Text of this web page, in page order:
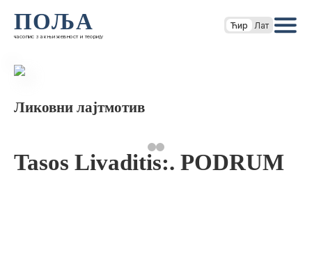
ПОЉА
часопис за књижевност и теорију
Ћир Лат
Ликовни лајтмотив
Tasos Livaditis:. PODRUM